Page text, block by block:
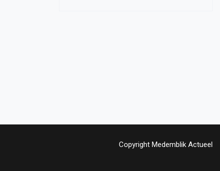
Copyright Medemblik Actueel